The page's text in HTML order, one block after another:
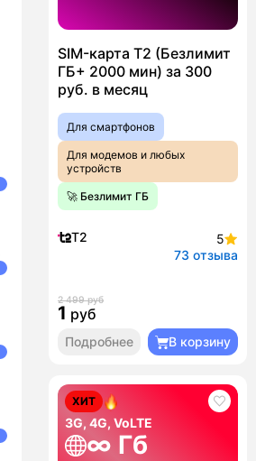
SIM-карта T2 (Безлимит
ГБ+ 2000 мин) за 300
руб. в месяц
Для смартфонов
Для модемов и любых
устройств
🚀 Безлимит ГБ
T2
5
73 отзыва
2 499 руб
1 руб
Подробнее В корзину
ХИТ
3G, 4G, VoLTE
∞ Гб